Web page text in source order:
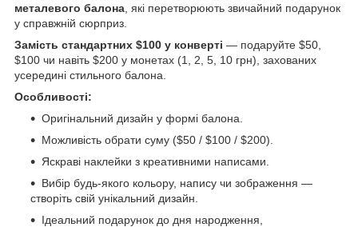
металевого балона , які перетворюють звичайний подарунок
у справжній сюрприз.
Замість стандартних $100 у конверті — подаруйте $50,
$100 чи навіть $200 у монетах (1, 2, 5, 10 грн), захованих
усередині стильного балона.
Особливості:
Оригінальний дизайн у формі балона.
Можливість обрати суму ($50 / $100 / $200).
Яскраві наклейки з креативними написами.
Вибір будь-якого кольору, напису чи зображення —
створіть свій унікальний дизайн.
Ідеальний подарунок до дня народження,